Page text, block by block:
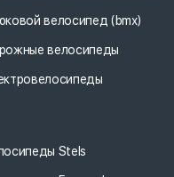
велосипед (bmx)
велосипеды
Stels